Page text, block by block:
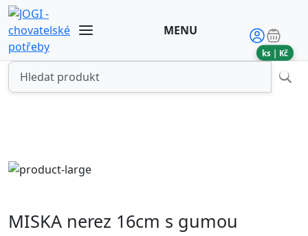
MENU
ks | Kč
MISKA nerez 16cm s gumou